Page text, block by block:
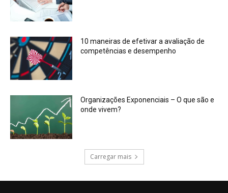
10 maneiras de efetivar a avaliação de
competências e desempenho
Organizações Exponenciais – O que são e
onde vivem?
Carregar mais